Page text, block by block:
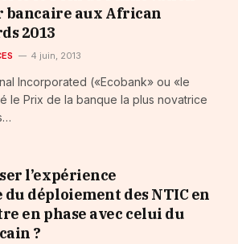
bancaire aux African
2013
4 juin, 2013
Incorporated («Ecobank» ou «le
le Prix de la banque la plus novatrice
l’expérience
déploiement des NTIC en
en phase avec celui du
?